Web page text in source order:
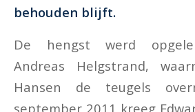
behouden blijft.
De hengst werd
Andreas Helgstrand,
Hansen de teugels
september 2011 kreeg